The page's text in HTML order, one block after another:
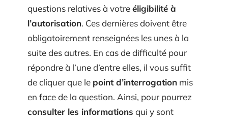
questions relatives à votreéligibilité à
l’autorisation. Ces dernières doivent être
obligatoirement renseignées les unes à la
suite des autres. En cas de difficulté pour
répondre à l’une d’entre elles, il vous suffit
de cliquer que le point d’interrogation mis
en face de la question. Ainsi, pour pourrez
consulter les informations qui y sont